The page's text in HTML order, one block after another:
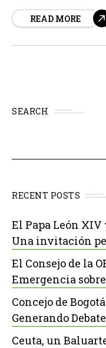
Según fuentes, este
READ MORE
SEARCH
RECENT POSTS
El Papa León
Una invitación
El Consejo de la
Emergencia
Concejo de
Generando
Ceuta, un